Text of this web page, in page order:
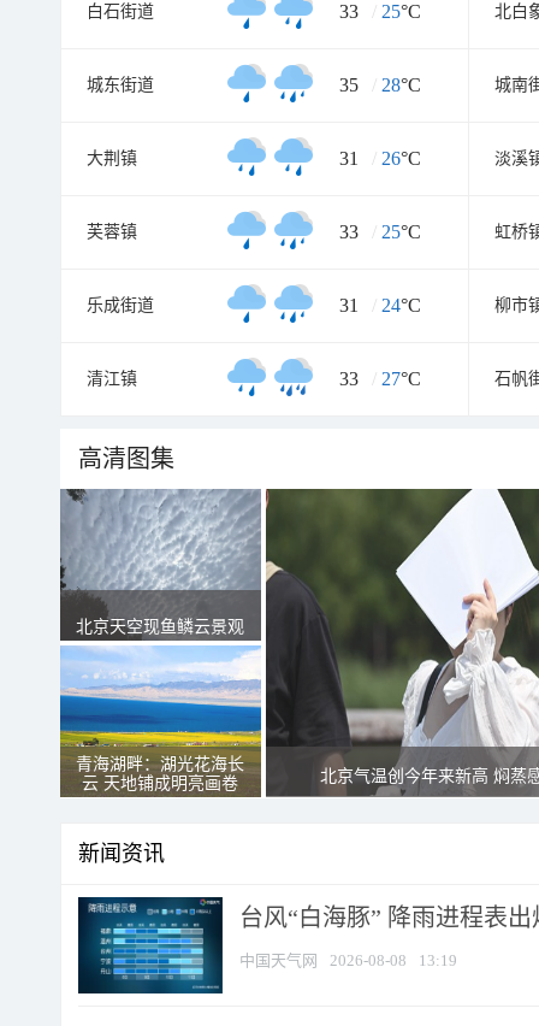
白石街道 33 / 25°C 北白
城东街道 35 / 28°C 城南
大荆镇 31 / 26°C 淡溪
芙蓉镇 33 / 25°C 虹桥
乐成街道 31 / 24°C 柳市
清江镇 33 / 27°C 石帆
高清图集
北京天空现鱼鳞云景观
青海湖畔：湖光花海长
云 天地铺成明亮画卷
北京气温创今年来新高 焖蒸
新闻资讯
台风“白海豚” 降雨进程表
中国天气网 2026-08-08 13:19